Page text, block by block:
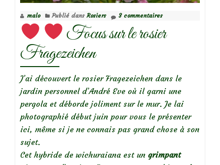
Petit
Bijou®
(Eveminearo)
malo Publié dans Rosiers 3 commentaires
Focus sur le rosier
Fragezeichen
J’ai découvert le rosier Fragezeichen dans le
jardin personnel d’André Eve où il garni une
pergola et déborde joliment sur le mur. Je lai
photographié début juin pour vous le présenter
ici, même si je ne connais pas grand chose à son
sujet.
Cet hybride de wichuraiana est un grimpant